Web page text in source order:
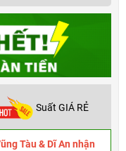
Suất GIÁ RẺ
Tàu & Dĩ An nhận